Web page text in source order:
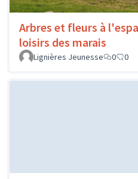
Arbres et fleurs à
loisirs des marais
Lignières Jeunesse
0 0